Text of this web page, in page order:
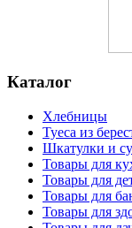
Каталог
Хлебницы
Туеса из
Шкатулки и
Товары для
Товары для
Товары для
Товары для